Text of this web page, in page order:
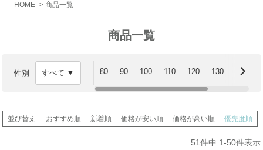
HOME 商品一覧
商品一覧
性別 80 90 100 110 120 130 140
並び替え おすすめ順 新着順 価格が安い順 価格が高い順 優先度順
51件中 1-50件表示